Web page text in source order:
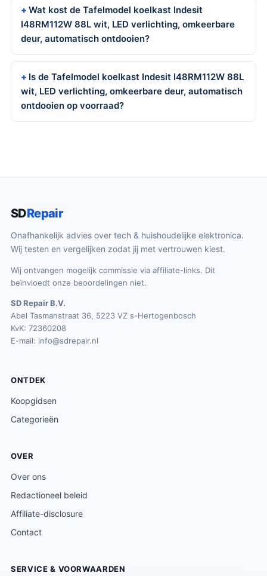
Wat kost de Tafelmodel koelkast Indesit
I48RM112W 88L wit, LED verlichting, omkeerbare
deur, automatisch ontdooien?
Is de Tafelmodel koelkast Indesit I48RM112W 88L
wit, LED verlichting, omkeerbare deur, automatisch
ontdooien op voorraad?
SDRepair
Onafhankelijk advies over tech & huishoudelijke elektronica.
Wij testen en vergelijken zodat jij met vertrouwen kiest.
Wij ontvangen mogelijk commissie via affiliate-links. Dit
beïnvloedt onze beoordelingen niet.
SD Repair B.V.
Abel Tasmanstraat 36, 5223 VZ s-Hertogenbosch
KvK: 72360208
E-mail: info@sdrepair.nl
ONTDEK
Koopgidsen
Categorieën
OVER
Over ons
Redactioneel beleid
Affiliate-disclosure
Contact
SERVICE & VOORWAARDEN